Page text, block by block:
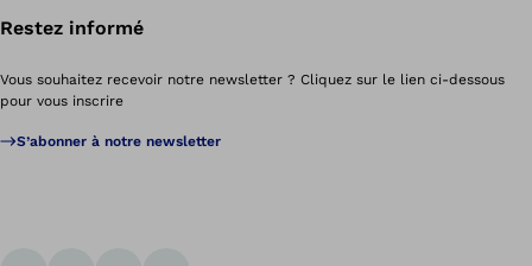
Restez informé
Vous souhaitez recevoir notre newsletter ? Cliquez sur le lien ci-dessous
pour vous inscrire
S’abonner à notre newsletter